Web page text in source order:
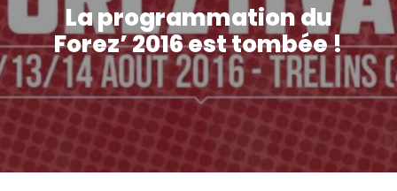
La programmation du
Forez’ 2016 est tombée !